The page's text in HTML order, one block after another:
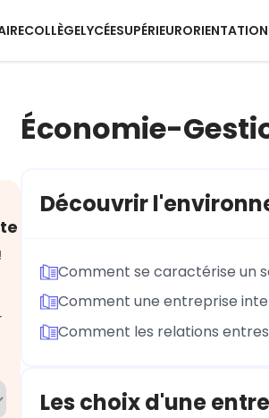
COLLÈGELYCÉESUPÉRIEURORIENTATION
Économie-
Découvrir
Comment se caractérise un
Comment une entreprise
Comment les relations
Les choix d'une